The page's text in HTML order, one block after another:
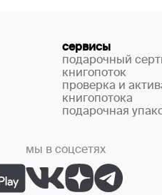
сервисы
подарочный
книгопоток
проверка и
книгопотока
подарочная
мы в соцсетях